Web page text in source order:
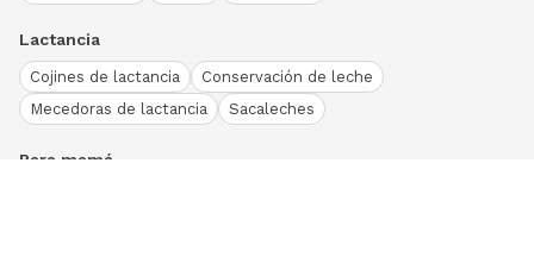
Lactancia
Cojines de lactancia
Conservación de leche
Mecedoras de lactancia
Sacaleches
Para mamá